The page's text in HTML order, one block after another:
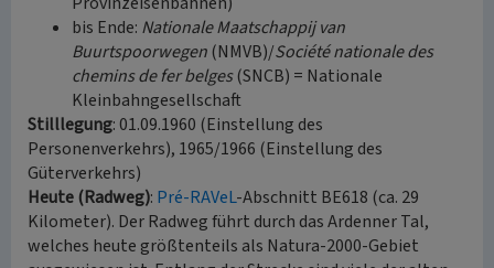
bis Ende: Nationale Maatschappij van
Buurtspoorwegen(NMVB)/Société nationale des
chemins de fer belges(SNCB) = Nationale
Kleinbahngesellschaft
Stilllegung: 01.09.1960 (Einstellung des
Personenverkehrs), 1965/1966 (Einstellung des
Güterverkehrs)
Heute (Radweg): Pré-RAVeL-Abschnitt BE618 (ca. 29
Kilometer). Der Radweg führt durch das Ardenner Tal,
welches heute größtenteils als Natura-2000-Gebiet